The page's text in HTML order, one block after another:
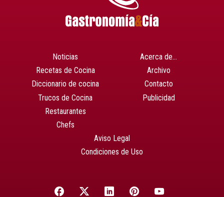
Noticias
Recetas de Cocina
Diccionario de cocina
Trucos de Cocina
Restaurantes
Chefs
Acerca de…
Archivo
Contacto
Publicidad
Aviso Legal
Condiciones de Uso